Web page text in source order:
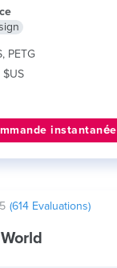
PETG
$US
instantanée
(614 Evaluations)